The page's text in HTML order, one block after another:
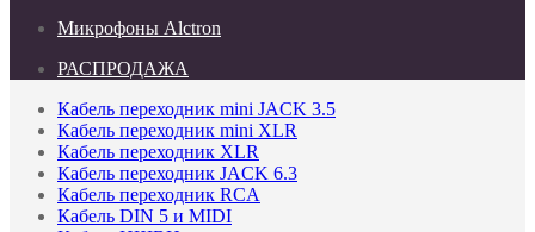
Микрофоны Alctron
РАСПРОДАЖА
Кабель переходник mini JACK 3.5
Кабель переходник mini XLR
Кабель переходник XLR
Кабель переходник JACK 6.3
Кабель переходник RCA
Кабель DIN 5 и MIDI